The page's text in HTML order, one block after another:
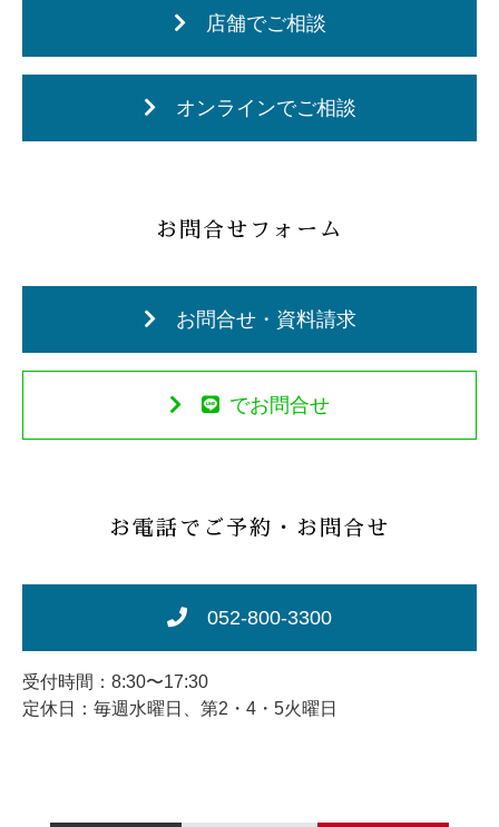
店舗でご相談
オンラインでご相談
お問合せフォーム
お問合せ・資料請求
でお問合せ
お電話でご予約・お問合せ
052-800-3300
受付時間：8:30〜17:30
定休日：毎週水曜日、第2・4・5火曜日